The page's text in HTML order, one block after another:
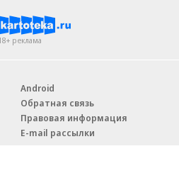
реклама
Android
Обратная связь
Правовая информация
E-mail рассылки